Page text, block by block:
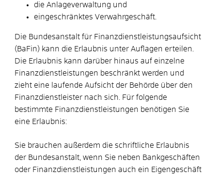
die Anlageverwaltung und
eingeschränktes Verwahrgeschäft.
Die Bundesanstalt für Finanzdienstleistungsaufsicht
(BaFin) kann die Erlaubnis unter Auflagen erteilen.
Die Erlaubnis kann darüber hinaus auf einzelne
Finanzdienstleistungen beschränkt werden und
zieht eine laufende Aufsicht der Behörde über den
Finanzdienstleister nach sich. Für folgende
bestimmte Finanzdienstleistungen benötigen Sie
eine Erlaubnis:
Sie brauchen außerdem die schriftliche Erlaubnis
der Bundesanstalt, wenn Sie neben Bankgeschäften
oder Finanzdienstleistungen auch ein Eigengeschäft